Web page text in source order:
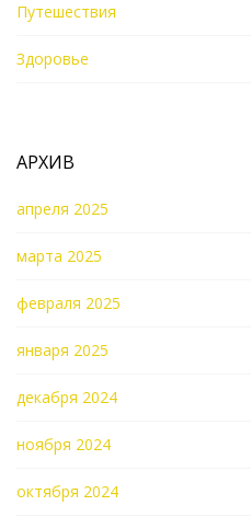
Путешествия
Здоровье
АРХИВ
апреля 2025
марта 2025
февраля 2025
января 2025
декабря 2024
ноября 2024
октября 2024